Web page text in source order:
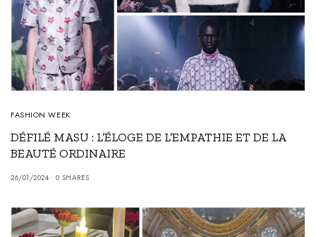
FASHION WEEK
DÉFILÉ MASU : L’ÉLOGE DE L’EMPATHIE ET DE LA
BEAUTÉ ORDINAIRE
26/01/2024 0 SHARES